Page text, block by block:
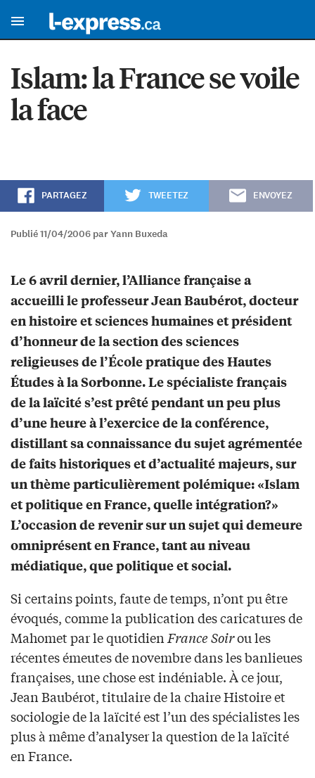
Islam: la France se voile
la face
PARTAGEZ TWEETEZ ENVOYEZ
Publié 11/04/2006 par Yann Buxeda
Le 6 avril dernier, l’Alliance française a
accueilli le professeur Jean Baubérot, docteur
en histoire et sciences humaines et président
d’honneur de la section des sciences
religieuses de l’École pratique des Hautes
Études à la Sorbonne. Le spécialiste français
de la laïcité s’est prêté pendant un peu plus
d’une heure à l’exercice de la conférence,
distillant sa connaissance du sujet agrémentée
de faits historiques et d’actualité majeurs, sur
un thème particulièrement polémique: «Islam
et politique en France, quelle intégration?»
L’occasion de revenir sur un sujet qui demeure
omniprésent en France, tant au niveau
médiatique, que politique et social.
Si certains points, faute de temps, n’ont pu être
évoqués, comme la publication des caricatures de
Mahomet par le quotidienFrance Soirou les
récentes émeutes de novembre dans les banlieues
françaises, une chose est indéniable. À ce jour,
Jean Baubérot, titulaire de la chaire Histoire et
sociologie de la laïcité est l’un des spécialistes les
plus à même d’analyser la question de la laïcité
en France.